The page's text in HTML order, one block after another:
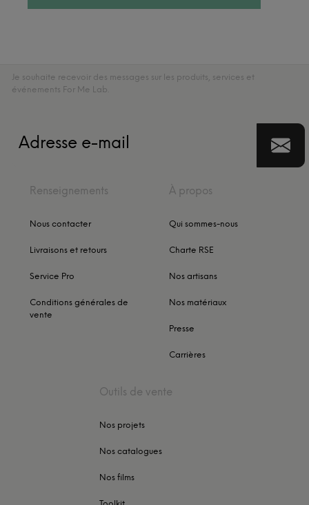
Je souhaite recevoir des messages sur les produits, services et
événements For Me Lab.
Renseignements
Nous contacter
Livraisons et retours
Service Pro
Conditions générales de
vente
À propos
Qui sommes-nous
Charte RSE
Nos artisans
Nos matériaux
Presse
Carrières
Outils de vente
Nos projets
Nos catalogues
Nos films